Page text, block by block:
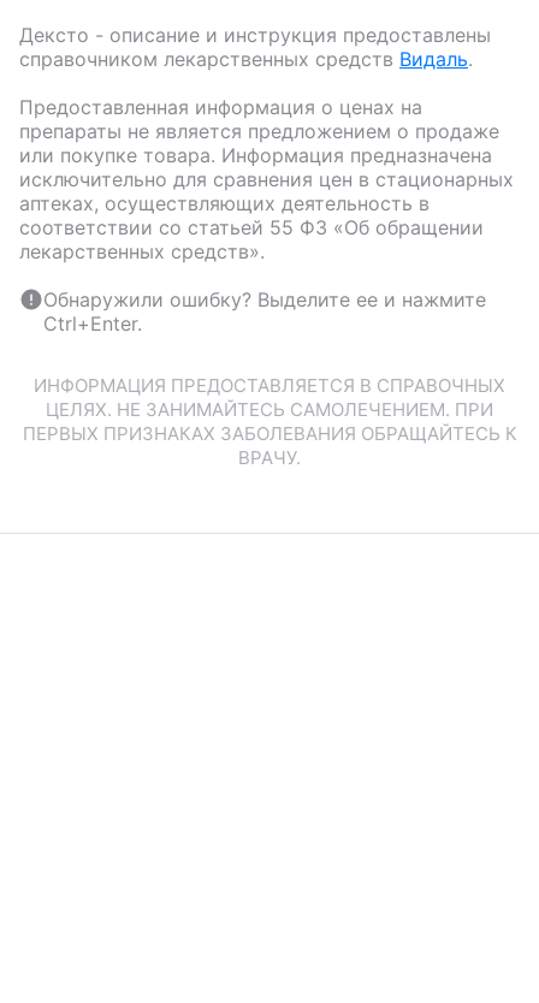
Дексто - описание и инструкция предоставлены
справочником лекарственных средств Видаль.
Предоставленная информация о ценах на
препараты не является предложением о продаже
или покупке товара. Информация предназначена
исключительно для сравнения цен в стационарных
аптеках, осуществляющих деятельность в
соответствии со статьей 55 ФЗ «Об обращении
лекарственных средств».
Обнаружили ошибку? Выделите ее и нажмите
Ctrl+Enter.
ИНФОРМАЦИЯ ПРЕДОСТАВЛЯЕТСЯ В СПРАВОЧНЫХ
ЦЕЛЯХ. НЕ ЗАНИМАЙТЕСЬ САМОЛЕЧЕНИЕМ. ПРИ
ПЕРВЫХ ПРИЗНАКАХ ЗАБОЛЕВАНИЯ ОБРАЩАЙТЕСЬ К
ВРАЧУ.